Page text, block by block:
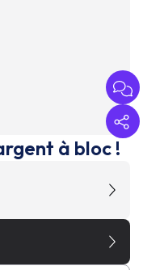
à bloc !